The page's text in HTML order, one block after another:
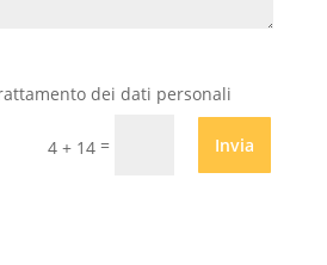
dei dati personali
4 + 14 = Invia